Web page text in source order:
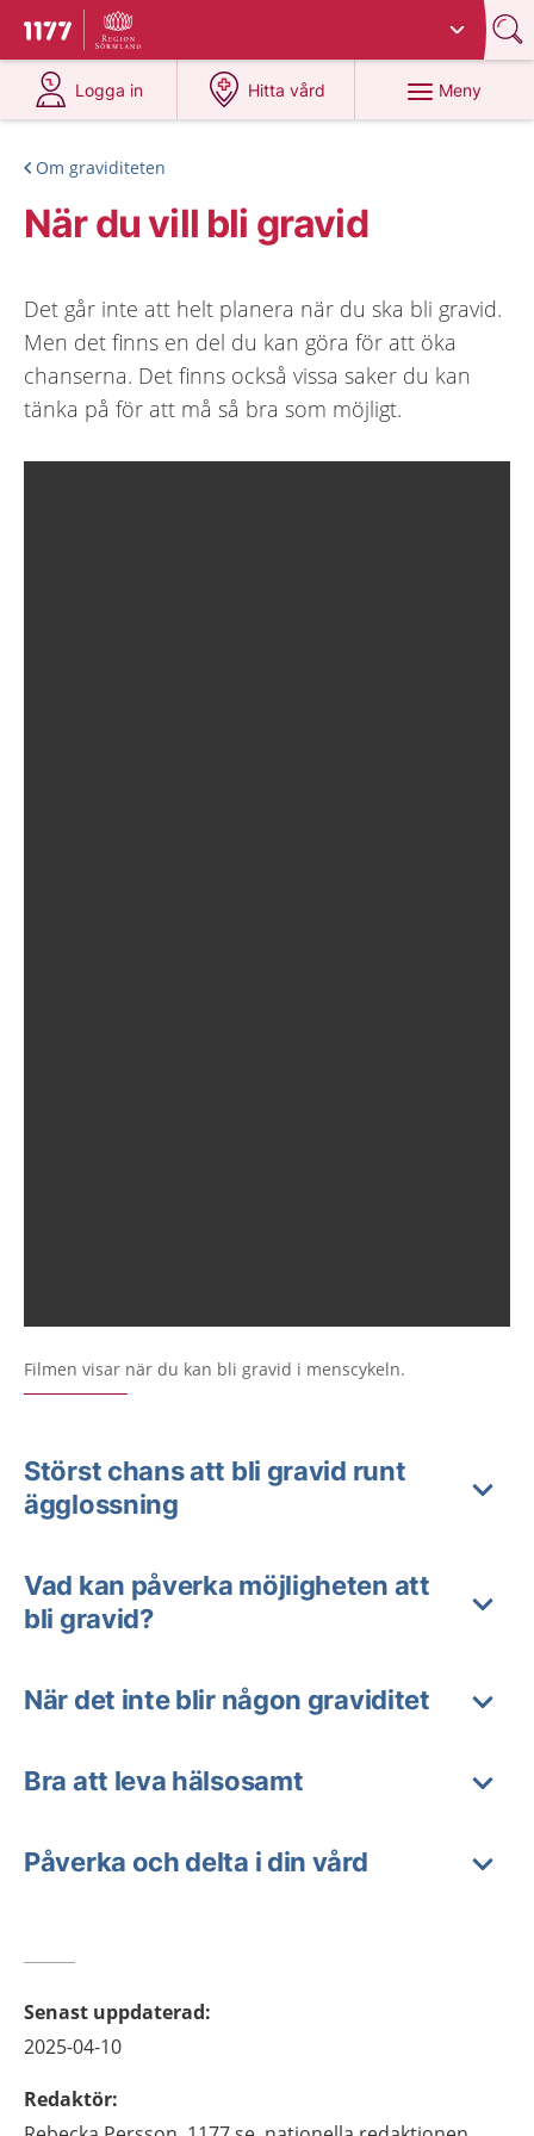
Till startsidan för 1177
Du har valt region
Logga in
på 1177.se
Hitta vård
på 1177.se
Meny
Om graviditeten
När du vill bli gravid
Det går inte att helt planera när du ska bli gravid.
Men det finns en del du kan göra för att öka
chanserna. Det finns också vissa saker du kan
tänka på för att må så bra som möjligt.
Filmen visar när du kan bli gravid i menscykeln.
Störst chans att bli gravid runt
ägglossning
Vad kan påverka möjligheten att
bli gravid?
När det inte blir någon graviditet
Bra att leva hälsosamt
Påverka och delta i din vård
Senast uppdaterad:
2025-04-10
Redaktör: